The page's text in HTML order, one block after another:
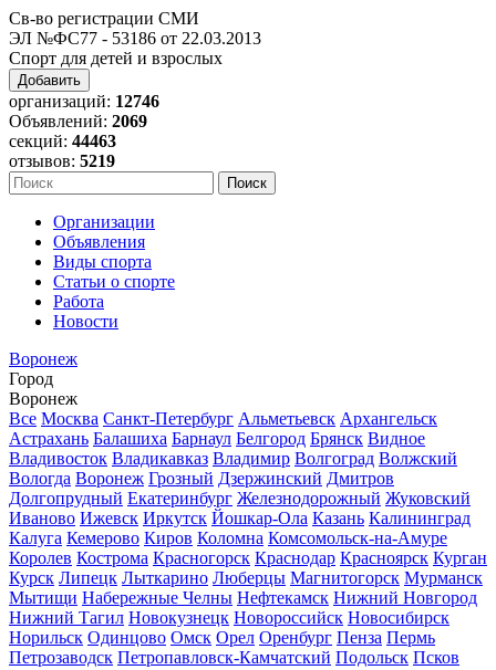
Св-во регистрации СМИ
ЭЛ №ФС77 - 53186 от 22.03.2013
Спорт для детей и взрослых
Добавить
организаций: 12746
Объявлений: 2069
секций: 44463
отзывов: 5219
Организации
Объявления
Виды спорта
Статьи о спорте
Работа
Новости
Воронеж
Город
Воронеж
Все Москва Санкт-Петербург Альметьевск Архангельск
Астрахань Балашиха Барнаул Белгород Брянск Видное
Владивосток Владикавказ Владимир Волгоград Волжский
Вологда Воронеж Грозный Дзержинский Дмитров
Долгопрудный Екатеринбург Железнодорожный Жуковский
Иваново Ижевск Иркутск Йошкар-Ола Казань Калининград
Калуга Кемерово Киров Коломна Комсомольск-на-Амуре
Королев Кострома Красногорск Краснодар Красноярск Курган
Курск Липецк Лыткарино Люберцы Магнитогорск Мурманск
Мытищи Набережные Челны Нефтекамск Нижний Новгород
Нижний Тагил Новокузнецк Новороссийск Новосибирск
Норильск Одинцово Омск Орел Оренбург Пенза Пермь
Петрозаводск Петропавловск-Камчатский Подольск Псков